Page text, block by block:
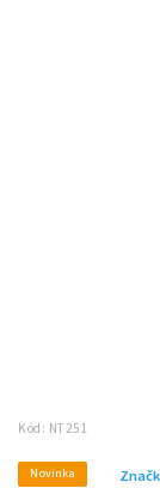
Kód: NT251
Novinka